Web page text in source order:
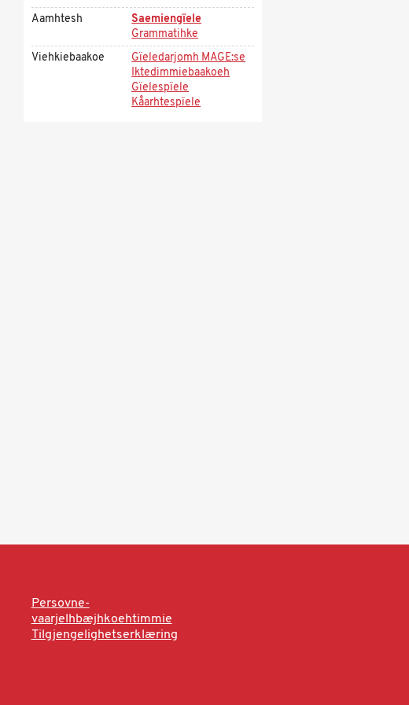
Aamhtesh
Saemiengïele
Grammatihke
Viehkiebaakoe
Gïeledarjomh MAGE:se
Iktedimmiebaakoeh
Gïelespïele
Kåarhtespïele
Persovne-
vaarjelhbæjhkoehtimmie
Tilgjengelighetserklæring